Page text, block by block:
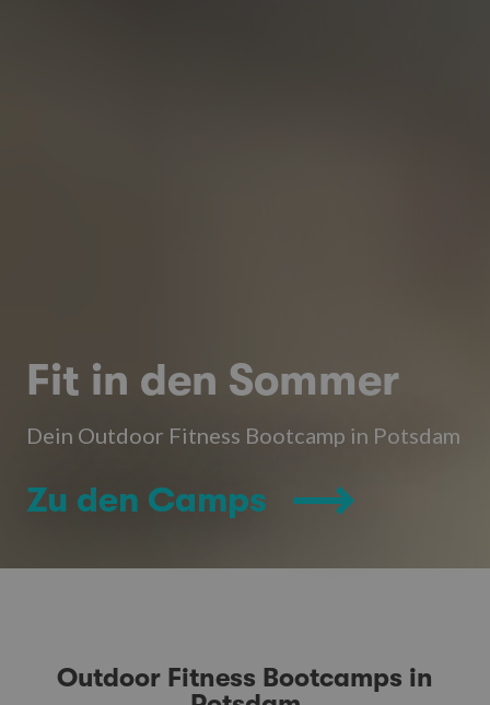
Fit in den Sommer
Dein Outdoor Fitness Bootcamp in Potsdam
Zu den Camps
Outdoor Fitness Bootcamps in